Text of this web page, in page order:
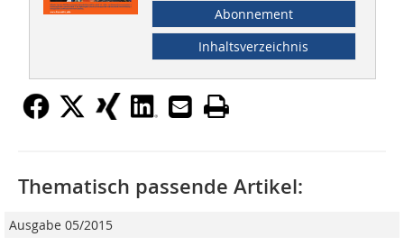
Abonnement
Inhaltsverzeichnis
Thematisch passende Artikel:
Ausgabe 05/2015